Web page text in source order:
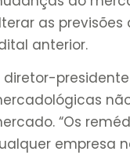
as
anterior.
diretor-
“Os
empresa